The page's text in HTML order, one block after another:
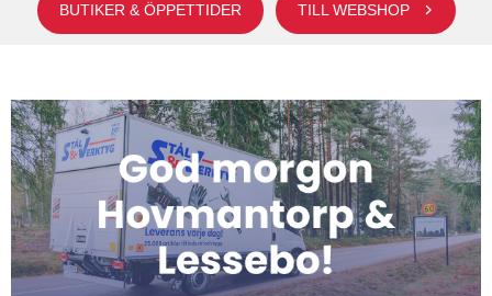
BUTIKER & ÖPPETTIDER TILL WEBSHOP